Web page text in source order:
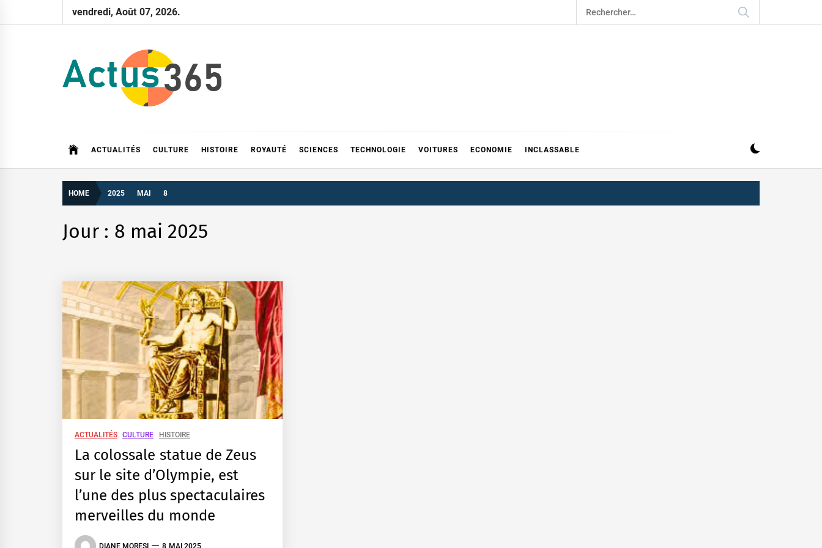
to
vendredi, Août 07, 2026. Rechercher :
ACTUALITÉS CULTURE HISTOIRE ROYAUTÉ SCIENCES TECHNOLOGIE VOITURES ECONOMIE INCLASSABLE
HOME 2025 MAI 8
Jour : 8 mai 2025
ACTUALITÉS CULTURE HISTOIRE
La colossale statue de Zeus
sur le site d’Olympie, est
l’une des plus spectaculaires
merveilles du monde
DIANE MORESI 8 MAI 2025